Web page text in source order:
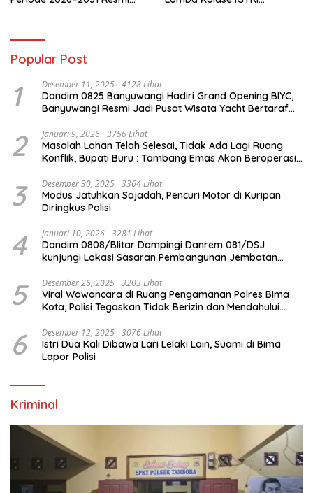
Popular Post
1 Desember 11, 2025 4128 Lihat
Dandim 0825 Banyuwangi Hadiri Grand Opening BIYC,
Banyuwangi Resmi Jadi Pusat Wisata Yacht Bertaraf
2 Januari 9, 2026 3756 Lihat
Masalah Lahan Telah Selesai, Tidak Ada Lagi Ruang
Konflik, Bupati Buru : Tambang Emas Akan Beroperasi
3 Desember 30, 2025 3364 Lihat
Modus Jatuhkan Sajadah, Pencuri Motor di Kuripan
Diringkus Polisi
4 Januari 10, 2026 3281 Lihat
Dandim 0808/Blitar Dampingi Danrem 081/DSJ
kunjungi Lokasi Sasaran Pembangunan Jembatan
5 Desember 26, 2025 3203 Lihat
Viral Wawancara di Ruang Pengamanan Polres Bima
Kota, Polisi Tegaskan Tidak Berizin dan Mendahului
6 Desember 12, 2025 3076 Lihat
Istri Dua Kali Dibawa Lari Lelaki Lain, Suami di Bima
Lapor Polisi
Kriminal